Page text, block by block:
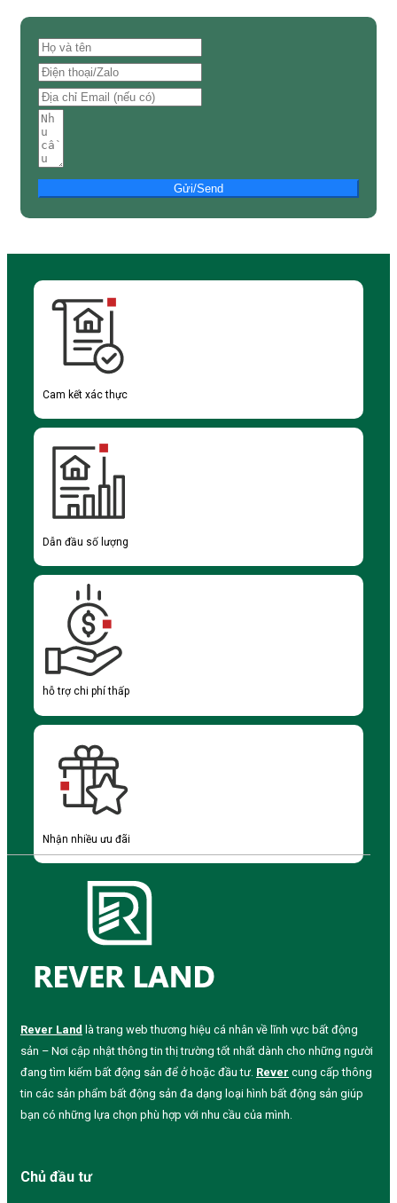
Gửi/Send
Cam kết xác thực
Dẫn đầu số lượng
hỗ trợ chi phí thấp
Nhận nhiều ưu đãi
Rever Land là trang web thương hiệu cá nhân về lĩnh vực bất động
sản – Nơi cập nhật thông tin thị trường tốt nhất dành cho những người
đang tìm kiếm bất động sản để ở hoặc đầu tư. Rever cung cấp thông
tin các sản phẩm bất động sản đa dạng loại hình bất động sản giúp
bạn có những lựa chọn phù hợp với nhu cầu của mình.
Chủ đầu tư